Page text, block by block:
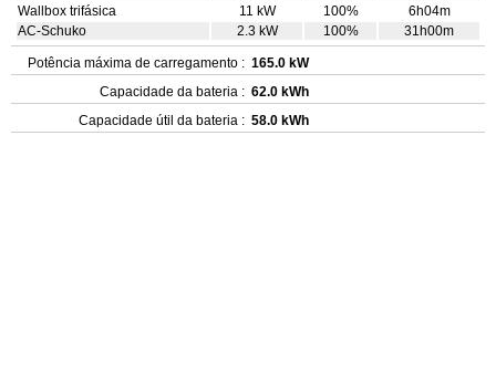
Wallbox trifásica
11 kW 100%
6h04m
AC-Schuko
2.3 kW 100% 31h00m
Potência máxima de carregamento : 165.0 kW
Capacidade da bateria : 62.0 kWh
Capacidade útil da bateria : 58.0 kWh